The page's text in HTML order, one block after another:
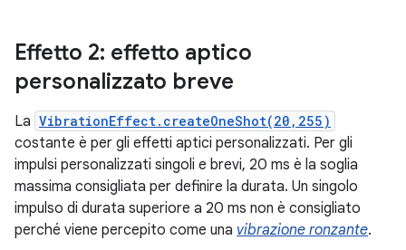
Effetto 2: effetto aptico
personalizzato breve
La VibrationEffect.createOneShot(20,255)
costante è per gli effetti aptici personalizzati. Per gli
impulsi personalizzati singoli e brevi, 20 ms è la soglia
massima consigliata per definire la durata. Un singolo
impulso di durata superiore a 20 ms non è consigliato
perché viene percepito come una vibrazione ronzante.